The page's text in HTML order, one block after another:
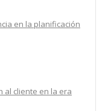
en la planificación
al cliente en la era